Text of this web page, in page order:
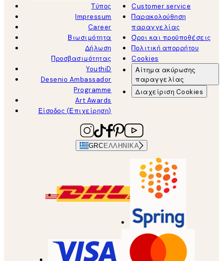
Τύπος
Impressum
Career
Βιωσιμότητα
Δήλωση
Προσβασιμότητας
YouthiD
Desenio Ambassador
Programme
Art Awards
Είσοδος (Επιχείρηση)
Customer service
Παρακολούθηση
παραγγελίας
Όροι και προϋποθέσεις
Πολιτική απορρήτου
Cookies
Αίτημα ακύρωσης
παραγγελίας
Διαχείριση Cookies
GRC ΕΛΛΗΝΙΚΆ